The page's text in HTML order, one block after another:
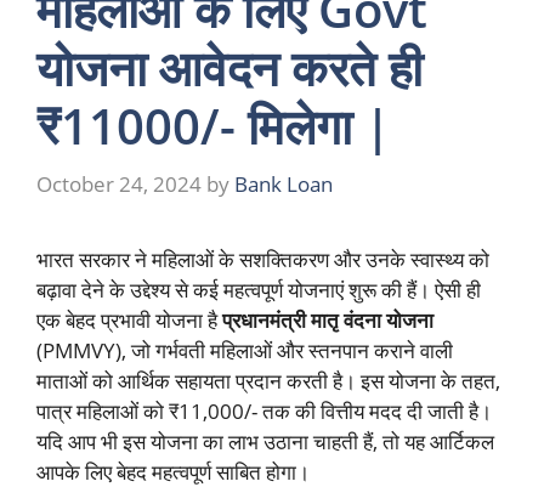
योजना आवेदन करते ही
₹11000/- मिलेगा |
October 24, 2024 by Bank Loan
भारत सरकार ने महिलाओं के सशक्तिकरण और उनके स्वास्थ्य को
बढ़ावा देने के उद्देश्य से कई महत्वपूर्ण योजनाएं शुरू की हैं। ऐसी ही
एक बेहद प्रभावी योजना हैप्रधानमंत्री मातृ वंदना योजना
(PMMVY), जो गर्भवती महिलाओं और स्तनपान कराने वाली
माताओं को आर्थिक सहायता प्रदान करती है। इस योजना के तहत,
पात्र महिलाओं को ₹11,000/- तक की वित्तीय मदद दी जाती है।
यदि आप भी इस योजना का लाभ उठाना चाहती हैं, तो यह आर्टिकल
आपके लिए बेहद महत्वपूर्ण साबित होगा।